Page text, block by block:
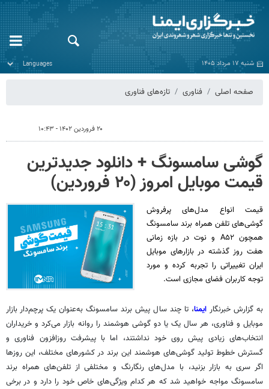
شنبه ۱۷ مرداد ۱۴۰۵
صفحه اصلی فناوری تازه‌های فناوری
۲۰ فروردین ۱۴۰۲ - ۱۰:۴۳
گوشی سامسونگ + دانلود جدیدترین
قیمت موبایل امروز (۲۰ فروردین)
قیمت انواع مدل‌های پرفروش
گوشی‌های تلفن همراه برند سامسونگ
همچون A۵۲ و نوت در بازه زمانی
هفت روز گذشته در بازارهای موبایل
ایران تغییراتی را تجربه کرده و مورد
توجه کاربران فضای مجازی است.
به گزارش خبرنگار ایمنا، تا چند سال پیش برند سامسونگ به‌عنوان یک پرچم‌دار بازار
موبایل و فناوری، هر سال یک یا دو گوشی هوشمند را روانه بازار می‌کرد و خریداران
انتخاب‌های زیادی پیش روی خود نداشتند، اما با پیشرفت روزافزون فناوری و
گسترش خطوط تولید گوشی‌های هوشمند این برند در کشورهای مختلف، این روزها
اگر سری به بازار بزنید، با مدل‌های رنگارنگ و مختلفی از تلفن‌های همراه برند
سامسونگ مواجه خواهید شد که هر کدام ویژگی‌های خاص خود را دارد و در برخی